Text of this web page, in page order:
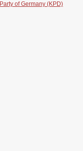
of Germany (KPD)